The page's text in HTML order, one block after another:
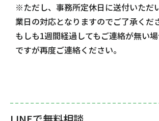
※ただし、事務所定休日に送付いただ
業日の対応となりますのでご了承くだ
もしも1週間経過してもご連絡が無い
ですが再度ご連絡ください。